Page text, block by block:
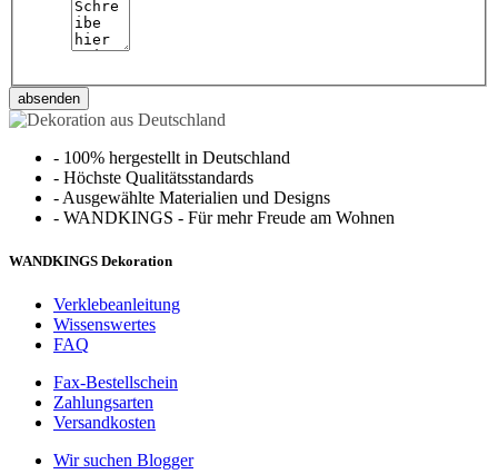
absenden
- 100% hergestellt in Deutschland
- Höchste Qualitätsstandards
- Ausgewählte Materialien und Designs
- WANDKINGS - Für mehr Freude am Wohnen
WANDKINGS Dekoration
Verklebeanleitung
Wissenswertes
FAQ
Fax-Bestellschein
Zahlungsarten
Versandkosten
Wir suchen Blogger